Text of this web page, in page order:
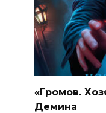
«Громов.
Демина